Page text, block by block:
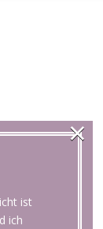
ist
ich
×